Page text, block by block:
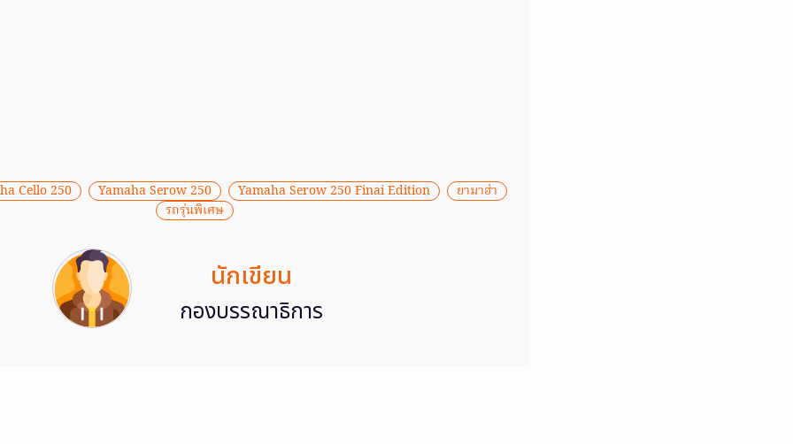
Cello 250 Yamaha Serow 250 Yamaha Serow 250 Finai Edition
ยามาฮ่า
รถรุ่นพิเศษ
นักเขียน
กองบรรณาธิการ